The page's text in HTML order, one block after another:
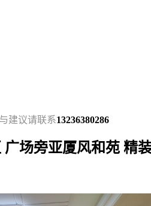
建议请联系13236380286
场旁亚厦风和苑 精